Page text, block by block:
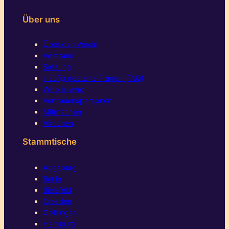
Über uns
Über den Verein
Vorstand
Satzung
Häufig gestellte Fragen (FAQ)
Who is who
Vertrauenspersonen
Mitmachen
Aktionen
Stammtische
Augsburg
Berlin
Bielefeld
Dresden
Göttingen
Hamburg